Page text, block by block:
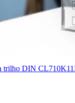
trilho DIN